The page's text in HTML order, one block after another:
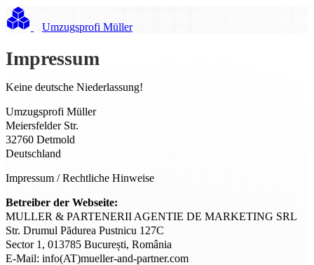
Umzugsprofi Müller
Impressum
Keine deutsche Niederlassung!
Umzugsprofi Müller
Meiersfelder Str.
32760 Detmold
Deutschland
Impressum / Rechtliche Hinweise
Betreiber der Webseite:
MULLER & PARTENERII AGENTIE DE MARKETING SRL
Str. Drumul Pădurea Pustnicu 127C
Sector 1, 013785 București, România
E-Mail: info(AT)mueller-and-partner.com